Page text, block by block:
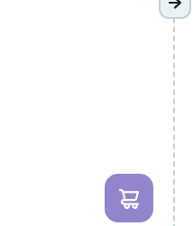
В кошик